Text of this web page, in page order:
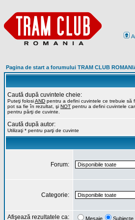
Pagina de start a forumului TRAM CLUB
Caută după cuvintele cheie:
Puteţi folosiAND pentru a defini cuvintele ce trebuie să
pot sa fie în rezultat, şi NOT pentru a defini cuvintele
pentru părţi de cuvinte.
Caută după autor:
Utilizaţi * pentru parţi de cuvinte
Forum:
Categorie:
Afişează rezultatele ca: Mesaje Subiecte